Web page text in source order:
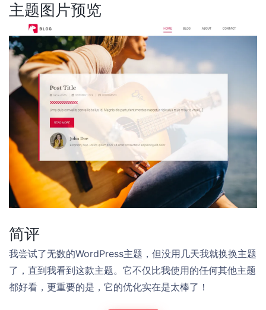
主题图片预览
简评
我尝试了无数的WordPress主题，但没用几天我就换换主题
了，直到我看到这款主题。它不仅比我使用的任何其他主题
都好看，更重要的是，它的优化实在是太棒了！